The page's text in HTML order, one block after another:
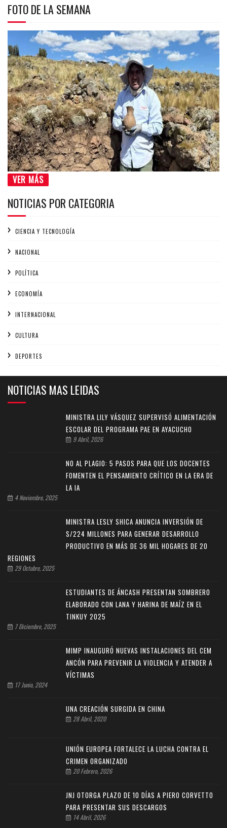
FOTO DE LA SEMANA
VER MÁS
NOTICIAS POR CATEGORIA
CIENCIA Y TECNOLOGÍA
NACIONAL
POLÍTICA
ECONOMÍA
INTERNACIONAL
CULTURA
DEPORTES
NOTICIAS MAS LEIDAS
MINISTRA LILY VÁSQUEZ SUPERVISÓ ALIMENTACIÓN
ESCOLAR DEL PROGRAMA PAE EN AYACUCHO
9 Abril, 2026
NO AL PLAGIO: 5 PASOS PARA QUE LOS DOCENTES
FOMENTEN EL PENSAMIENTO CRÍTICO EN LA ERA DE
LA IA
4 Noviembre, 2025
MINISTRA LESLY SHICA ANUNCIA INVERSIÓN DE
S/224 MILLONES PARA GENERAR DESARROLLO
PRODUCTIVO EN MÁS DE 36 MIL HOGARES DE 20
REGIONES
29 Octubre, 2025
ESTUDIANTES DE ÁNCASH PRESENTAN SOMBRERO
ELABORADO CON LANA Y HARINA DE MAÍZ EN EL
TINKUY 2025
7 Diciembre, 2025
MIMP INAUGURÓ NUEVAS INSTALACIONES DEL CEM
ANCÓN PARA PREVENIR LA VIOLENCIA Y ATENDER A
VÍCTIMAS
17 Junio, 2024
UNA CREACIÓN SURGIDA EN CHINA
28 Abril, 2020
UNIÓN EUROPEA FORTALECE LA LUCHA CONTRA EL
CRIMEN ORGANIZADO
20 Febrero, 2026
JNJ OTORGA PLAZO DE 10 DÍAS A PIERO CORVETTO
PARA PRESENTAR SUS DESCARGOS
14 Abril, 2026